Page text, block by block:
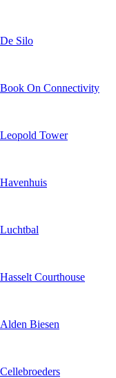
De Silo
Book On Connectivity
Leopold Tower
Havenhuis
Luchtbal
Hasselt Courthouse
Alden Biesen
Cellebroeders